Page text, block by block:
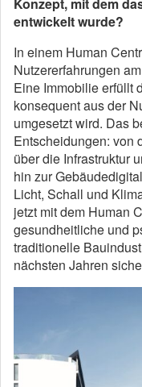
entwickelt wurde?
In einem Human
Nutzererfahrungen
Eine Immobilie erfüllt
konsequent aus der
umgesetzt wird. Das
Entscheidungen: von
über die Infrastruktur
hin zur
Licht, Schall und
jetzt mit dem Human
gesundheitliche und
traditionelle
nächsten Jahren